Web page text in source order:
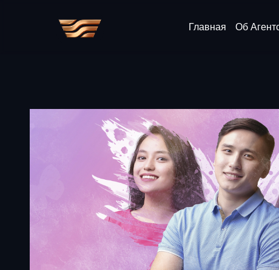
Главная Об